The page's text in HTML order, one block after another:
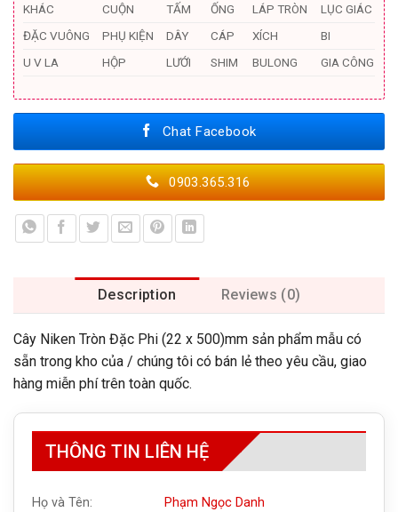
KHÁC
CUỘN TẤM ỐNG LÁP TRÒN
LỤC GIÁC
ĐẶC VUÔNG
PHỤ KIỆN DÂY CÁP XÍCH
BI
U V LA
HỘP LƯỚI SHIM BULONG GIA CÔNG
Chat Facebook
0903.365.316
Description Reviews (0)
Cây Niken Tròn Đặc Phi (22 x 500)mm sản phẩm mẫu có
sẵn trong kho của / chúng tôi có bán lẻ theo yêu cầu, giao
hàng miễn phí trên toàn quốc.
THÔNG TIN LIÊN HỆ
Họ và Tên:
Phạm Ngọc Danh